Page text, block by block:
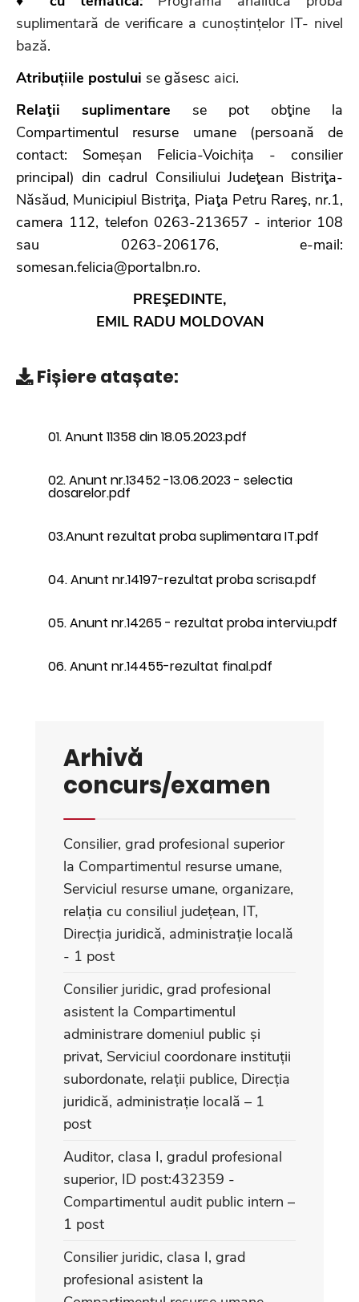
suplimentară de verificare a cunoștințelor IT- nivel
bază.
Atribuțiile postului se găsesc aici.
Relaţii suplimentare se pot obţine la
Compartimentul resurse umane (persoană de
contact: Someșan Felicia-Voichița - consilier
principal) din cadrul Consiliului Judeţean Bistriţa-
Năsăud, Municipiul Bistriţa, Piaţa Petru Rareş, nr.1,
camera 112, telefon 0263-213657 - interior 108
sau 0263-206176, e-mail:
somesan.felicia@portalbn.ro.
PREŞEDINTE,
EMIL RADU MOLDOVAN
Fișiere atașate:
01. Anunt 11358 din 18.05.2023.pdf
02. Anunt nr.13452 -13.06.2023 - selectia
dosarelor.pdf
03.Anunt rezultat proba suplimentara IT.pdf
04. Anunt nr.14197-rezultat proba scrisa.pdf
05. Anunt nr.14265 - rezultat proba interviu.pdf
06. Anunt nr.14455-rezultat final.pdf
Arhivă
concurs/examen
Consilier, grad profesional superior
la Compartimentul resurse umane,
Serviciul resurse umane, organizare,
relația cu consiliul județean, IT,
Direcția juridică, administrație locală
- 1 post
Consilier juridic, grad profesional
asistent la Compartimentul
administrare domeniul public și
privat, Serviciul coordonare instituții
subordonate, relații publice, Direcția
juridică, administrație locală – 1
post
Auditor, clasa I, gradul profesional
superior, ID post:432359 -
Compartimentul audit public intern –
1 post
Consilier juridic, clasa I, grad
profesional asistent la